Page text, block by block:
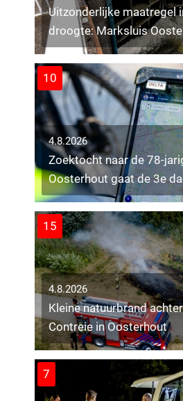
Uitzonderlijke maatregel
droogte: Marksluis
open
10
4.8.2026
Zoektocht naar de 78-
Oosterhout gaat de 3e
15
4.8.2026
Kleine natuurbrand
Contreie in Oosterhout
7